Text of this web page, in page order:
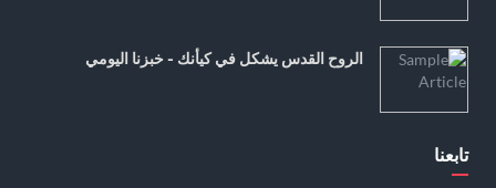
الروح القدس يشكل في كيأنك - خبزنا اليومي
تابعنا